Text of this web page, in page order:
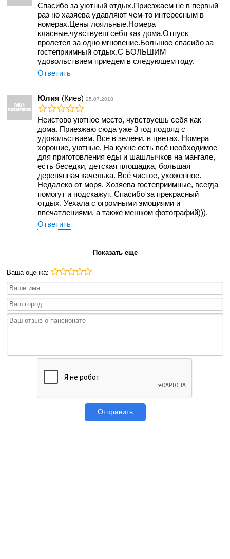
Спасибо за уютный отдых.Приезжаем не в первый
раз но хазяева удавляют чем-то интересным в
номерах.Цены лояльные.Номера
класные,чувствуеш себя как дома.Отпуск
пролетел за одно мгновение.Большое спасибо за
гостеприимный отдых.С БОЛЬШИМ
удовольствием приедем в следующем году.
Ответить
Юлия (Киев)25.07.2018
Неистово уютное место, чувствуешь себя как
дома. Приезжаю сюда уже 3 год подряд с
удовольствием. Все в зелени, в цветах. Номера
хорошие, уютные. На кухне есть всё необходимое
для приготовления еды и шашлычков на мангале,
есть беседки, детская площадка, большая
деревянная качелька. Всё чистое, ухоженное.
Недалеко от моря. Хозяева гостеприимные, всегда
помогут и подскажут. Спасибо за прекрасный
отдых. Уехала с огромными эмоциями и
впечатлениями, а также мешком фотографий))).
Ответить
Показать еще
Ваша оценка:
Отправить